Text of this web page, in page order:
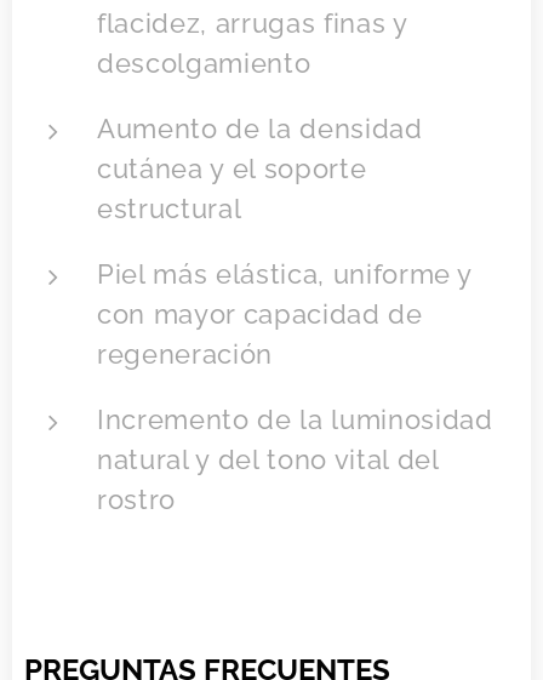
flacidez, arrugas finas y
descolgamiento
Aumento de la densidad
cutánea y el soporte
estructural
Piel más elástica, uniforme y
con mayor capacidad de
regeneración
Incremento de la luminosidad
natural y del tono vital del
rostro
PREGUNTAS FRECUENTES